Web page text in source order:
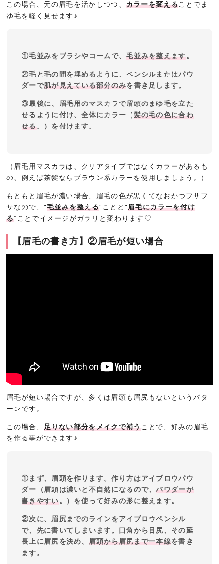
この場合、元の眉毛を活かしつつ、 カラーを変えることでま
ゆ毛を軽く見せます♪
①毛並みをブラシやコームで、毛並みを整えます。
②毛と毛の間を埋めるように、ペンシルまたはパウ
ダーで肌が見えている部分のみを書き足します。
③最後に、眉毛用のマスカラで眉頭のまゆ毛を立た
せるように付け、全体にカラー（髪の毛の色に合わ
せる 。）を付けます。
（眉毛用マスカラは、クリアタイプではなくカラーがあるも
の、例えば茶髪ならブラウン系カラーを使用しましょう。）
もともと眉毛が濃い場合、眉毛の色が黒くてなおかつフサフ
サなので、“毛並みを整える”ことと“眉毛にカラーを付け
る”ことでイメージがガラリと変わります♡
【眉毛の書き方】②眉毛が短い場合
眉毛が短い場合ですが、多くは眉頭も眉尻もないというパタ
ーンです。
この場合、 足りない部分をメイクで補うことで、好みの眉毛
を作る事ができます♪
①まず、眉頭を作ります。作り方はアイブロウパウ
ダー（眉頭は濃いと不自然になるので、パウダーが
書きやすい。）を使って好みの形に整えます。
②次に、眉尻までのラインをアイブロウペンシル
で、先に書いてしまいます。口角から目尻、その延
長上に眉尻を決め、 眉頭から眉尻まで一本線を書き
ます。